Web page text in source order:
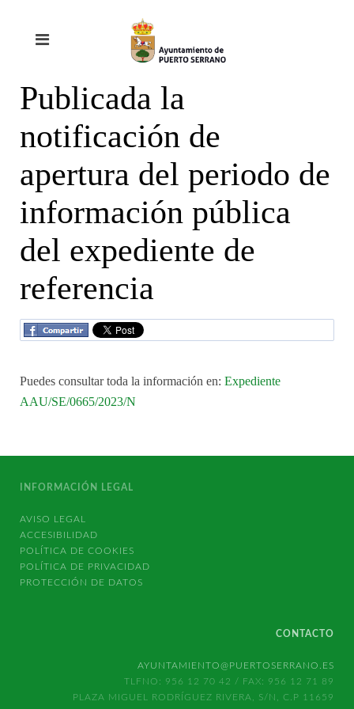
Publicada la
notificación de
apertura del periodo de
información pública
del expediente de
referencia
Puedes consultar toda la información en: Expediente
AAU/SE/0665/2023/N
INFORMACIÓN LEGAL
AVISO LEGAL
ACCESIBILIDAD
POLÍTICA DE COOKIES
POLÍTICA DE PRIVACIDAD
PROTECCIÓN DE DATOS
CONTACTO
AYUNTAMIENTO@PUERTOSERRANO.ES
TLFNO: 956 12 70 42 / FAX: 956 12 71 89
PLAZA MIGUEL RODRÍGUEZ RIVERA, S/N, C.P 11659